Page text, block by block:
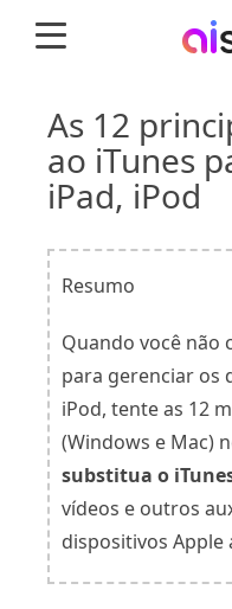
As 12
ao iTunes
iPad, iPod
Resumo
Quando você não
para gerenciar os
iPod, tente as 12
(Windows e Mac)
substitua o
vídeos e outros
dispositivos Apple